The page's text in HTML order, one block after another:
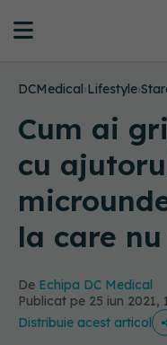
DCMedical›Lifestyle›
Cum ai
cu
la care
De Echipa DC Medical
Publicat pe 25 iun 2021,
Distribuie acest articol